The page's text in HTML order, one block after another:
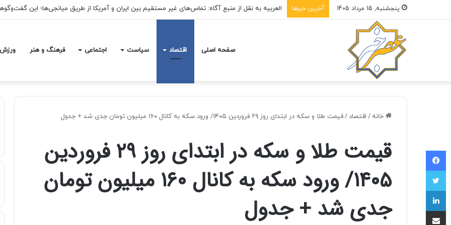
پنجشنبه, 15 مرداد 1405 آخرین خبرها
صفحه اصلی اقتصاد سیاست اجتماعی فرهنگ و هنر ورزش
خانه / اقتصاد/قیمت طلا و سکه در ابتدای روز ۲۹ فروردین ۱۴۰۵/ ورود سکه به کانال ۱۶۰ میلیون تومان جدی شد + جدول
قیمت طلا و سکه در ابتدای روز ۲۹ فروردین
۱۴۰۵/ ورود سکه به کانال ۱۶۰ میلیون تومان
جدی شد + جدول